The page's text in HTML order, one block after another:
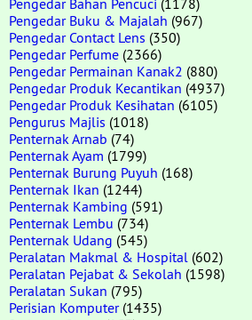
Pengedar Buku & Majalah (967)
Pengedar Contact Lens (350)
Pengedar Perfume (2366)
Pengedar Permainan Kanak2 (880)
Pengedar Produk Kecantikan (4937)
Pengedar Produk Kesihatan (6105)
Pengurus Majlis (1018)
Penternak Arnab (74)
Penternak Ayam (1799)
Penternak Burung Puyuh (168)
Penternak Ikan (1244)
Penternak Kambing (591)
Penternak Lembu (734)
Penternak Udang (545)
Peralatan Makmal & Hospital (602)
Peralatan Pejabat & Sekolah (1598)
Peralatan Sukan (795)
Perisian Komputer(1435)